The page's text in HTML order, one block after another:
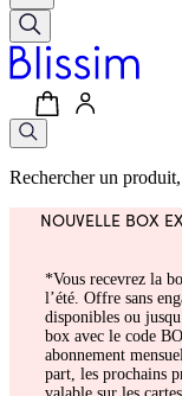
Rechercher un
NOUVELLE BOX
*Vous recevrez la
l’été. Offre sans
disponibles ou
box avec le code
abonnement
part, les prochains